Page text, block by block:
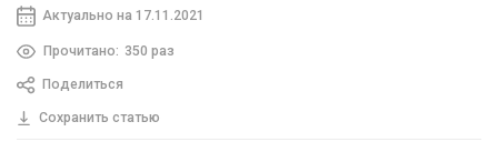
Актуально на 17.11.2021
Прочитано: 350 раз
Поделиться
Сохранить статью